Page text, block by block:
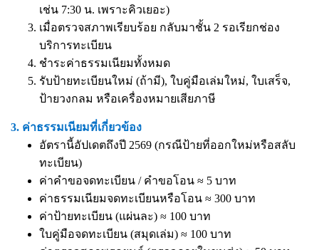
เช่น 7:30 น. เพราะคิวเยอะ)
เมื่อตรวจสภาพเรียบร้อย กลับมาชั้น 2 รอเรียกช่อง
บริการทะเบียน
ชำระค่าธรรมเนียมทั้งหมด
รับป้ายทะเบียนใหม่ (ถ้ามี), ใบคู่มือเล่มใหม่, ใบเสร็จ,
ป้ายวงกลม หรือเครื่องหมายเสียภาษี
3. ค่าธรรมเนียมที่เกี่ยวข้อง
อัตรานี้อัปเดตถึงปี 2569 (กรณีป้ายที่ออกใหม่หรือสลับ
ทะเบียน)
ค่าคำขอจดทะเบียน / คำขอโอน ≈ 5 บาท
ค่าธรรมเนียมจดทะเบียนหรือโอน ≈ 300 บาท
ค่าป้ายทะเบียน (แผ่นละ) ≈ 100 บาท
ใบคู่มือจดทะเบียน (สมุดเล่ม) ≈ 100 บาท